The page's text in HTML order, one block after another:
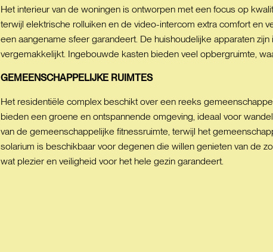
Het interieur van de woningen is ontworpen met een focus op
terwijl elektrische rolluiken en de video-intercom extra comfort en
een aangename sfeer garandeert. De huishoudelijke apparaten
vergemakkelijkt. Ingebouwde kasten bieden veel opbergruimte,
GEMEENSCHAPPELIJKE RUIMTES
Het residentiële complex beschikt over een reeks
bieden een groene en ontspannende omgeving, ideaal voor
van de gemeenschappelijke fitnessruimte, terwijl het
solarium is beschikbaar voor degenen die willen genieten van de
wat plezier en veiligheid voor het hele gezin garandeert.